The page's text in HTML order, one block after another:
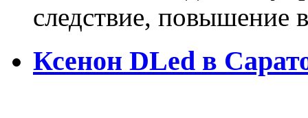
следствие,
Ксенон DLed в